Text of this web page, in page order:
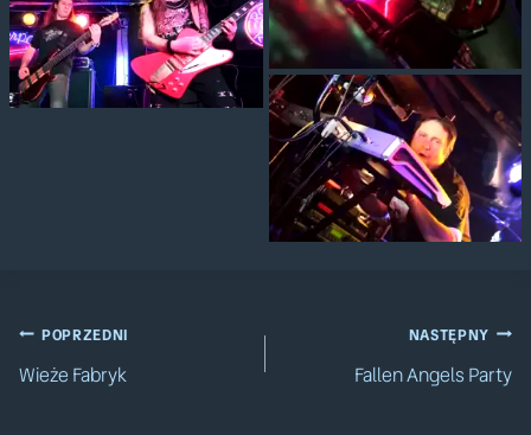
Nawigacja
POPRZEDNI
Wieże Fabryk
NASTĘPNY
Fallen Angels Party